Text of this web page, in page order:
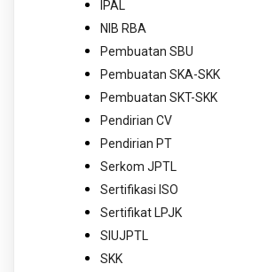
IPAL
NIB RBA
Pembuatan SBU
Pembuatan SKA-SKK
Pembuatan SKT-SKK
Pendirian CV
Pendirian PT
Serkom JPTL
Sertifikasi ISO
Sertifikat LPJK
SIUJPTL
SKK